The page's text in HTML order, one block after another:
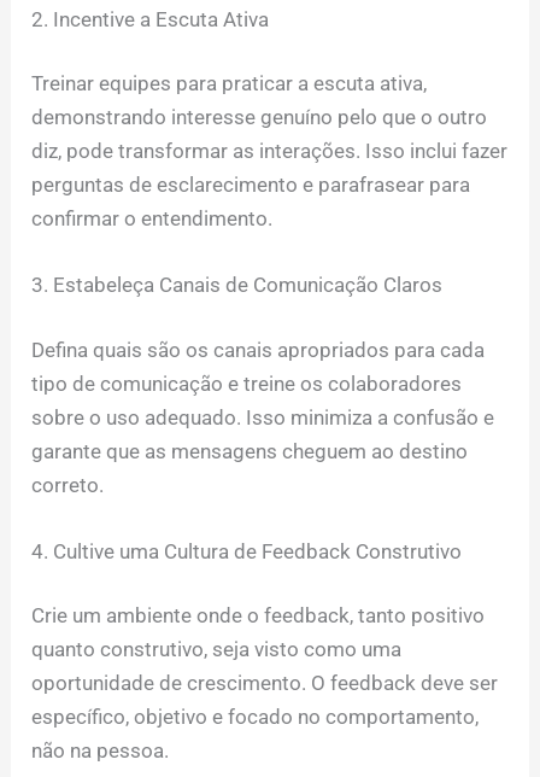
2. Incentive a Escuta Ativa
Treinar equipes para praticar a escuta ativa,
demonstrando interesse genuíno pelo que o outro
diz, pode transformar as interações. Isso inclui fazer
perguntas de esclarecimento e parafrasear para
confirmar o entendimento.
3. Estabeleça Canais de Comunicação Claros
Defina quais são os canais apropriados para cada
tipo de comunicação e treine os colaboradores
sobre o uso adequado. Isso minimiza a confusão e
garante que as mensagens cheguem ao destino
correto.
4. Cultive uma Cultura de Feedback Construtivo
Crie um ambiente onde o feedback, tanto positivo
quanto construtivo, seja visto como uma
oportunidade de crescimento. O feedback deve ser
específico, objetivo e focado no comportamento,
não na pessoa.